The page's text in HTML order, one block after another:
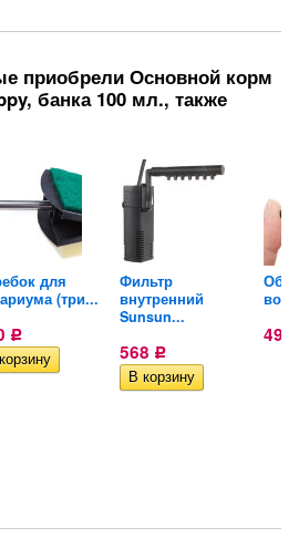
приобрели Основной корм
банка 100 мл., также
для
(три...
Р
Фильтр
внутренний
Sunsun...
568 Р
49